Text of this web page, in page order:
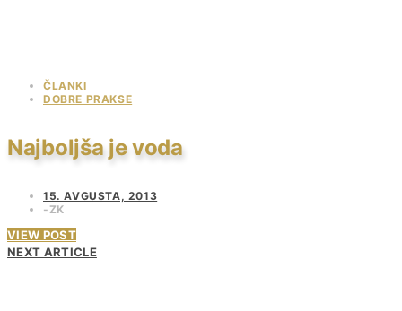
ČLANKI
DOBRE PRAKSE
Najboljša je voda
15. AVGUSTA, 2013
ZK
VIEW POST
NEXT ARTICLE